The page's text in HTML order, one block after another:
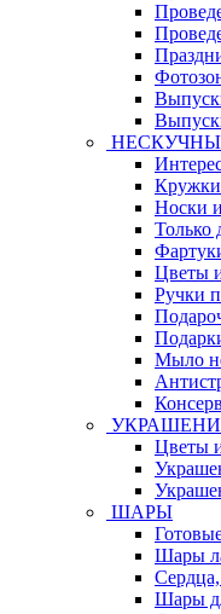
Носки
Только
Цветы
Ручки
Мыло
Цветы
ШАРЫ
Шары
Шары